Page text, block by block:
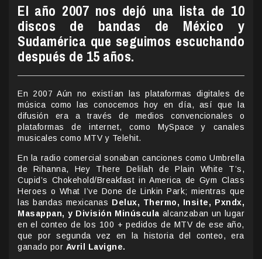
El año 2007 nos dejó una lista de 10
discos de bandas de México y
Sudamérica que seguimos escuchando
después de 15 años.
En 2007 Aún no existían las plataformas digitales de
música como las conocemos hoy en día, así que la
difusión era a través de medios convencionales o
plataformas de internet, como MySpace y canales
musicales como MTV y Telehit.
En la radio comercial sonaban canciones como Umbrella
de Rihanna, Hey There Delilah de Plain White T’s,
Cupid’s Chokehold/Breakfast in America de Gym Class
Heroes o What I’ve Done de Linkin Park; mientras que
las bandas mexicanas Delux, Thermo, Insite, Pxndx,
Masappan, y División Minúscula alcanzaban un lugar
en el conteo de los 100 + pedidos de MTV de ese año,
que por segunda vez en la historia del conteo, era
ganado por Avril Lavigne.